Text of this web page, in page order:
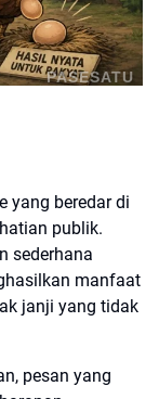
PASESATU
yang beredar di
publik.
sederhana
manfaat
janji yang tidak
pesan yang